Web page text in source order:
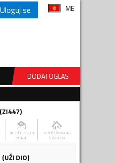
Uloguj se ME
DODAJ OGLAS
(ZI447)
verifikovan
email
verifikovana
lokacija
(UŽI DIO)